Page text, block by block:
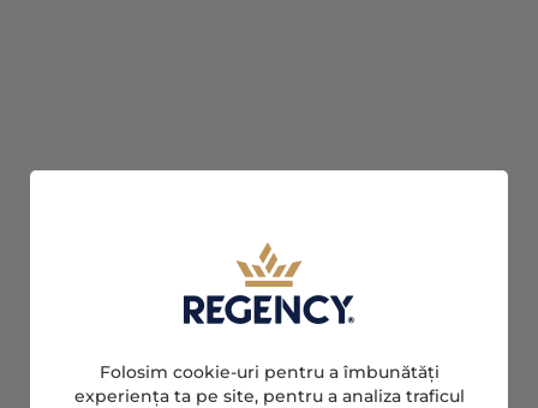
Folosim cookie-uri pentru a îmbunătăți
experiența ta pe site, pentru a analiza traficul